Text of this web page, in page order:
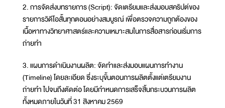
2. การจัดส่งบทรายการ (Script): จัดเตรียมและส่งมอบสคริปต์ของ
รายการวิดีโอสั้นทุกตอนอย่างสมบูรณ์ เพื่อตรวจความถูกต้องของ
เนื้อหาทางวิทยาศาสตร์และความเหมาะสมในการสื่อสารก่อนเริ่มการ
ถ่ายทำ
3. แผนการดำเนินงานผลิต: จัดทำและส่งมอบแผนการทำงาน
(Timeline) โดยละเอียด ซึ่งระบุขั้นตอนการผลิตตั้งแต่เตรียมงาน
ถ่ายทำ ไปจนถึงตัดต่อ โดยมีกำหนดการเสร็จสิ้นกระบวนการผลิต
ทั้งหมดภายในวันที่ 31 สิงหาคม 2569